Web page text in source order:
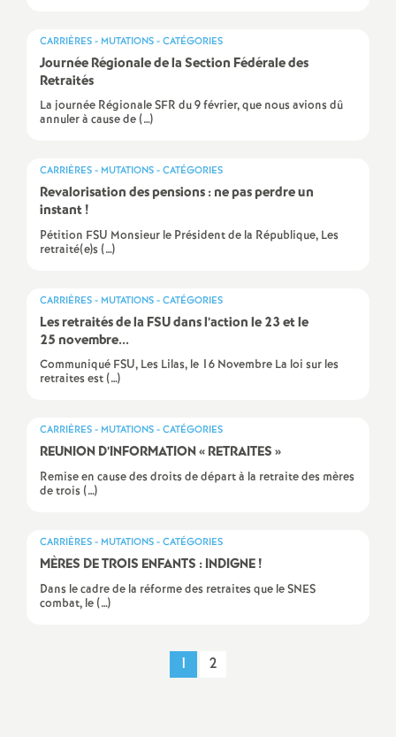
o
n
d
e
r
é
r
a
CARRIÈRES - MUTATIONS - CATÉGORIES
Journée Régionale de la Section Fédérale des
Retraités
La journée Régionale SFR du 9 février, que nous avions dû
annuler à cause de (…)
CARRIÈRES - MUTATIONS - CATÉGORIES
Revalorisation des pensions : ne pas perdre un
instant!
Pétition FSU Monsieur le Président de la République, Les
retraité(e)s (…)
CARRIÈRES - MUTATIONS - CATÉGORIES
Les retraités de la FSU dans l’action le 23 et le
25 novembre...
Communiqué FSU, Les Lilas, le 16 Novembre La loi sur les
retraites est (…)
CARRIÈRES - MUTATIONS - CATÉGORIES
REUNION D’INFORMATION «RETRAITES»
Remise en cause des droits de départ à la retraite des mères
de trois (…)
CARRIÈRES - MUTATIONS - CATÉGORIES
MÈRES DE TROIS ENFANTS : INDIGNE!
Dans le cadre de la réforme des retraites que le SNES
combat, le (…)
1 2